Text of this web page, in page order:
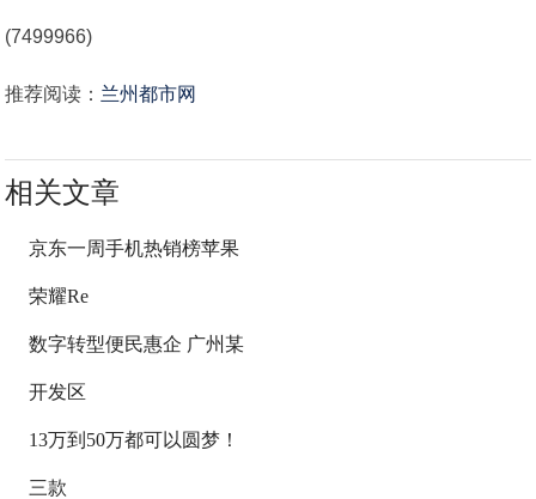
(7499966)
推荐阅读： 兰州都市网
相关文章
京东一周手机热销榜苹果
荣耀Re
数字转型便民惠企 广州某
开发区
13万到50万都可以圆梦！
三款